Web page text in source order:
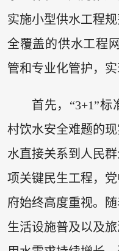
实施小型供水工程
全覆盖的供水工程
管和专业化管护，
首先，“3+1”
村饮水安全难题的
水直接关系到人民
项关键民生工程，
府始终高度重视。
生活设施普及以及